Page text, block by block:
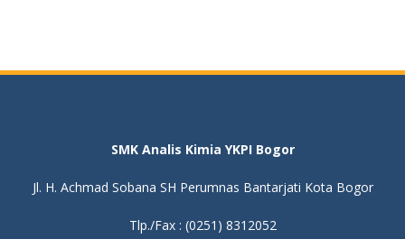
SMK Analis Kimia YKPI Bogor
Jl. H. Achmad Sobana SH Perumnas Bantarjati Kota Bogor
Tlp./Fax : (0251) 8312052